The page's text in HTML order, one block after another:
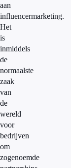
aan
influencermarketing.
Het
is
inmiddels
de
normaalste
zaak
van
de
wereld
voor
bedrijven
om
zogenoemde